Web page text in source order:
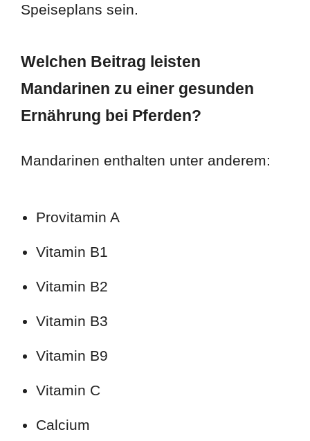
Speiseplans sein.
Welchen Beitrag leisten
Mandarinen zu einer gesunden
Ernährung bei Pferden?
Mandarinen enthalten unter anderem:
Provitamin A
Vitamin B1
Vitamin B2
Vitamin B3
Vitamin B9
Vitamin C
Calcium